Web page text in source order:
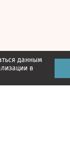
данным
в